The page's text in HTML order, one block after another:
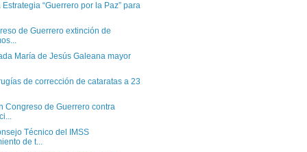
“Guerrero por la Paz” para
de Guerrero extinción de
María de Jesús Galeana mayor
de corrección de cataratas a 23
Congreso de Guerrero contra
Técnico del IMSS
de t...